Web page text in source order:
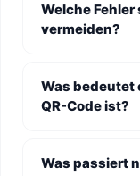
Welche
vermeiden?
Was bedeutet
QR-Code ist?
Was passiert